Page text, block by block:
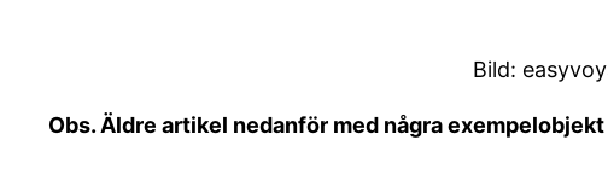
Bild:
Obs. Äldre artikel nedanför med några